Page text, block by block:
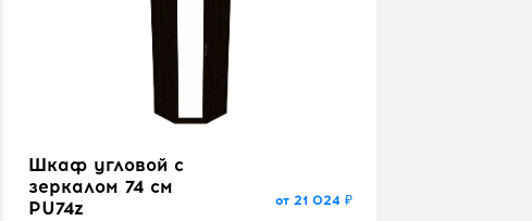
Шкаф угловой с
зеркалом 74 см
PU74z
от 21 024 ₽